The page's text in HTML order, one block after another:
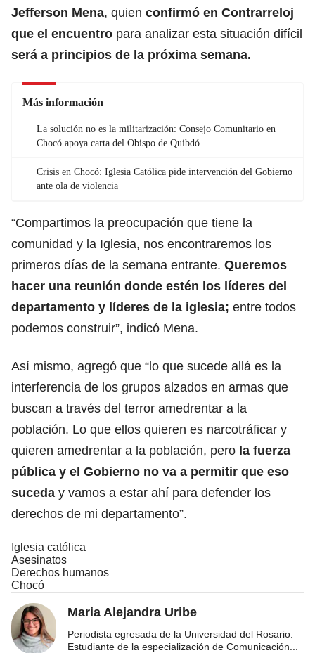
Jefferson Mena, quien confirmó en Contrarreloj
que el encuentro para analizar esta situación difícil
será a principios de la próxima semana.
Más información
La solución no es la militarización: Consejo Comunitario en
Chocó apoya carta del Obispo de Quibdó
Crisis en Chocó: Iglesia Católica pide intervención del Gobierno
ante ola de violencia
“Compartimos la preocupación que tiene la
comunidad y la Iglesia, nos encontraremos los
primeros días de la semana entrante. Queremos
hacer una reunión donde estén los líderes del
departamento y líderes de la iglesia; entre todos
podemos construir”, indicó Mena.
Así mismo, agregó que “lo que sucede allá es la
interferencia de los grupos alzados en armas que
buscan a través del terror amedrentar a la
población. Lo que ellos quieren es narcotráficar y
quieren amedrentar a la población, pero la fuerza
pública y el Gobierno no va a permitir que eso
suceda y vamos a estar ahí para defender los
derechos de mi departamento”.
Iglesia católica
Asesinatos
Derechos humanos
Chocó
Maria Alejandra Uribe
Periodista egresada de la Universidad del Rosario.
Estudiante de la especialización de Comunicación